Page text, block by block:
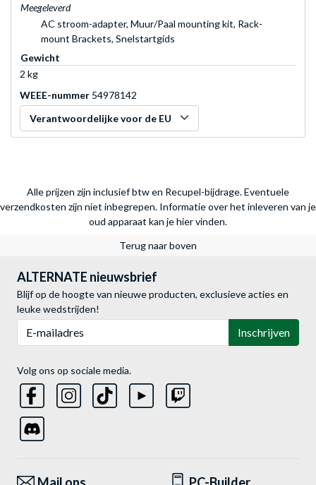
Meegeleverd
AC stroom-adapter, Muur/Paal mounting kit, Rack-
mount Brackets, Snelstartgids
Gewicht
2 kg
WEEE-nummer 54978142
Verantwoordelijke voor de EU
Alle prijzen zijn inclusief btw en Recupel-bijdrage. Eventuele
verzendkosten zijn niet inbegrepen. Informatie over het inleveren van je
oud apparaat kan je hier vinden.
Terug naar boven
ALTERNATE nieuwsbrief
Blijf op de hoogte van nieuwe producten, exclusieve acties en
leuke wedstrijden!
Inschrijven
Volg ons op sociale media.